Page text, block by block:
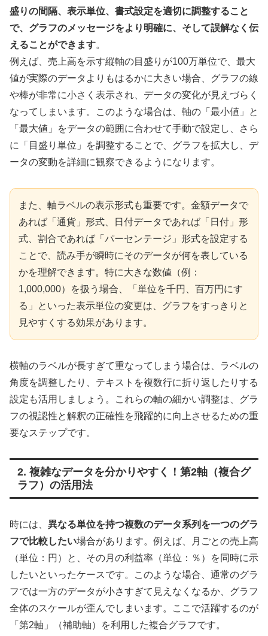
盛りの間隔、表示単位、書式設定を適切に調整すること
で、グラフのメッセージをより明確に、そして誤解なく伝
えることができます。
例えば、売上高を示す縦軸の目盛りが100万単位で、最大
値が実際のデータよりもはるかに大きい場合、グラフの線
や棒が非常に小さく表示され、データの変化が見えづらく
なってしまいます。このような場合は、軸の「最小値」と
「最大値」をデータの範囲に合わせて手動で設定し、さら
に「目盛り単位」を調整することで、グラフを拡大し、デ
ータの変動を詳細に観察できるようになります。
また、軸ラベルの表示形式も重要です。金額データで
あれば「通貨」形式、日付データであれば「日付」形
式、割合であれば「パーセンテージ」形式を設定する
ことで、読み手が瞬時にそのデータが何を表している
かを理解できます。特に大きな数値（例：
1,000,000）を扱う場合、「単位を千円、百万円にす
る」といった表示単位の変更は、グラフをすっきりと
見やすくする効果があります。
横軸のラベルが長すぎて重なってしまう場合は、ラベルの
角度を調整したり、テキストを複数行に折り返したりする
設定も活用しましょう。これらの軸の細かい調整は、グラ
フの視認性と解釈の正確性を飛躍的に向上させるための重
要なステップです。
2. 複雑なデータを分かりやすく！第2軸（複合グ
ラフ）の活用法
時には、 異なる単位を持つ複数のデータ系列を一つのグラ
フで比較したい場合があります。例えば、月ごとの売上高
（単位：円）と、その月の利益率（単位：％）を同時に示
したいといったケースです。このような場合、通常のグラ
フでは一方のデータが小さすぎて見えなくなるか、グラフ
全体のスケールが歪んでしまいます。ここで活躍するのが
「第2軸」（補助軸）を利用した複合グラフです。